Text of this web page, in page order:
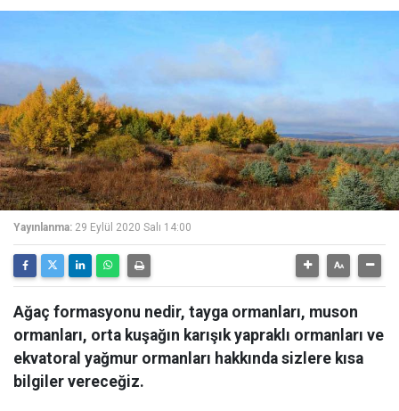
Yayınlanma: 29 Eylül 2020 Salı 14:00
Ağaç formasyonu nedir, tayga ormanları, muson
ormanları, orta kuşağın karışık yapraklı ormanları ve
ekvatoral yağmur ormanları hakkında sizlere kısa
bilgiler vereceğiz.